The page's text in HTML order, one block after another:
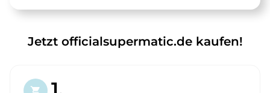
Jetzt officialsupermatic.de kaufen!
shopping_cart